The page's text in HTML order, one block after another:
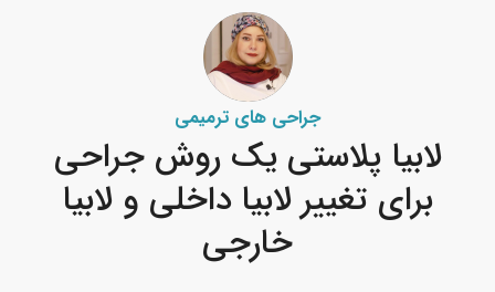
جراحی های ترمیمی
لابیا پلاستی یک روش جراحی
برای تغییر لابیا داخلی و لابیا
خارجی